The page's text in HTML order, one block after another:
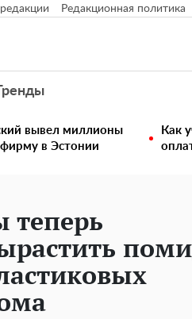
Редакционная политика
вывел миллионы
в Эстонии
Как
теперь